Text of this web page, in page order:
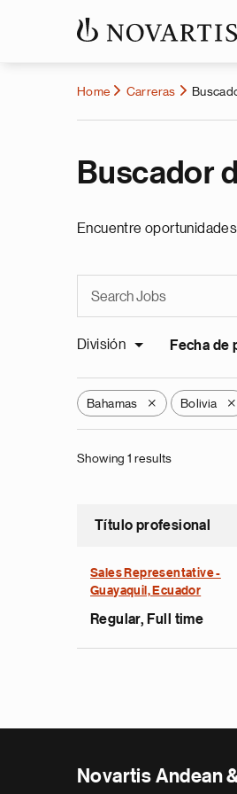
Home Carreras
Buscador
Encuentre
División Fecha de
Bahamas X Bolivia X
Showing 1 results
Título profesional
Sales Representative -
Guayaquil, Ecuador
Regular, Full time
Novartis Andean